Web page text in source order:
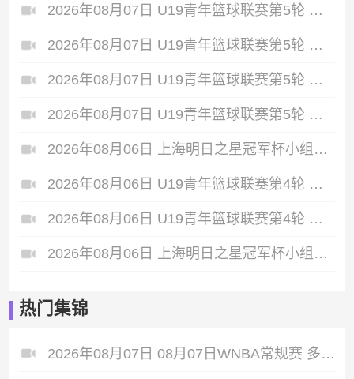
2026年08月07日 U19青年篮球联赛第5轮 青岛国信海天U19 VS 天津荣钢U19 全场录像
2026年08月07日 U19青年篮球联赛第5轮 浙江广厦U19 VS 新疆广汇U19 全场录像
2026年08月07日 U19青年篮球联赛第5轮 山东山高U19 VS 辽宁沈阳三生U19 全场录像
2026年08月07日 U19青年篮球联赛第5轮 深圳新世纪U19 VS 四川锦城U19 全场录像
2026年08月06日 上海明日之星冠军杯小组赛 托特纳姆热刺U17 VS 葡萄牙体育U17 全场录像
2026年08月06日 U19青年篮球联赛第4轮 深圳新世纪U19 VS 山西汾酒U19 全场录像
2026年08月06日 U19青年篮球联赛第4轮 山东山高U19 VS 福建浔兴U19 全场录像
2026年08月06日 上海明日之星冠军杯小组赛 上海U17 VS 河床U17 全场录像
热门集锦
2026年08月07日 08月07日WNBA常规赛 多伦多节奏 83 - 97 波特兰火焰 集锦